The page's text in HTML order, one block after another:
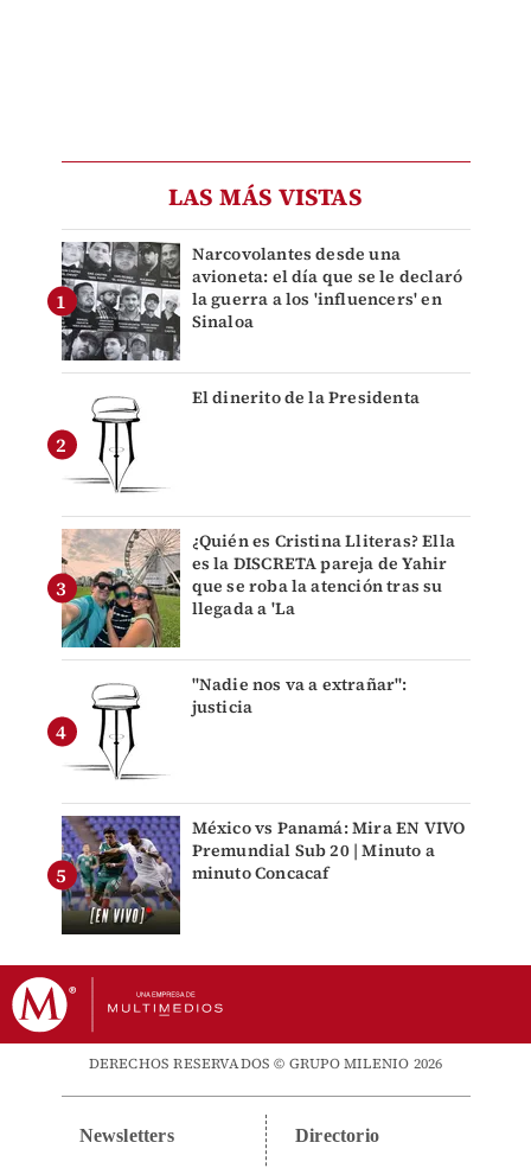
LAS MÁS VISTAS
Narcovolantes desde una
avioneta: el día que se le declaró
la guerra a los 'influencers' en
Sinaloa
El dinerito de la Presidenta
¿Quién es Cristina Lliteras? Ella
es la DISCRETA pareja de Yahir
que se roba la atención tras su
llegada a 'La
"Nadie nos va a extrañar":
justicia
México vs Panamá: Mira EN VIVO
Premundial Sub 20 | Minuto a
minuto Concacaf
DERECHOS RESERVADOS © GRUPO MILENIO 2026
Newsletters Directorio